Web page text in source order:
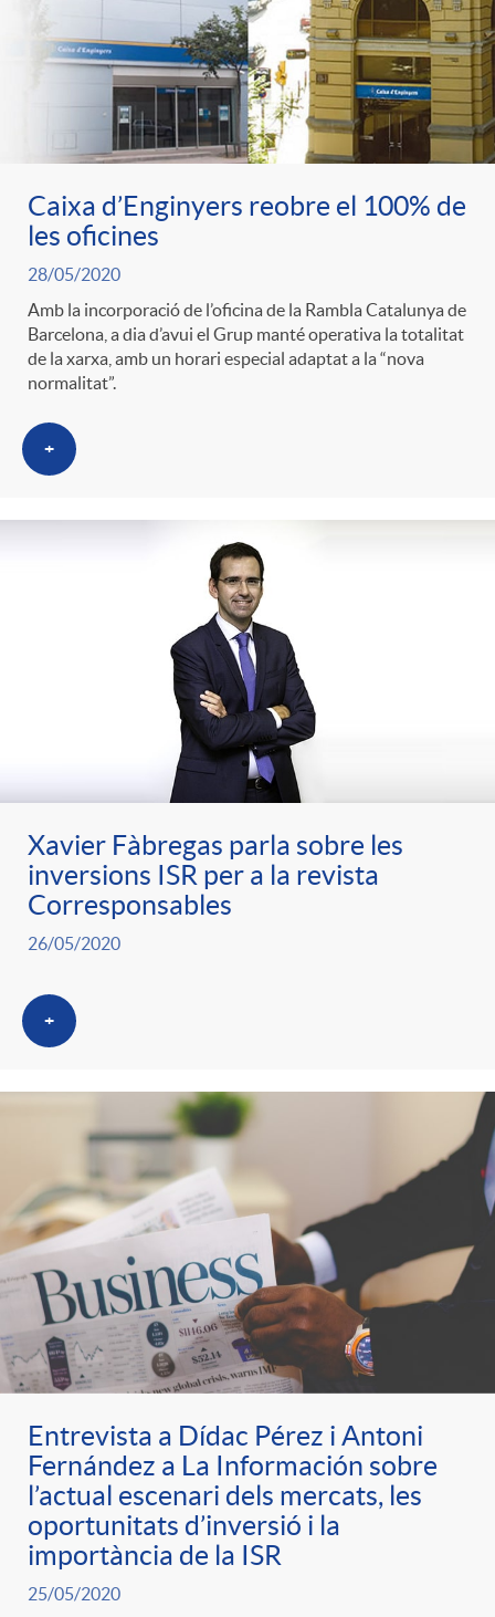
S
a
l
a
d
n
s
a
ó
e
r
c
a
t
e
i
e
s
n
d
o
A
n
F
i
l
t
r
C
a
t
e
g
o
c
a
d
o
r
d
n
t
i
n
g
u
t
s
Caixa d’Enginyers reobre el 100% de
les oficines
28/05/2020
Amb la incorporació de l’oficina de la Rambla Catalunya de
Barcelona, a dia d’avui el Grup manté operativa la totalitat
de la xarxa, amb un horari especial adaptat a la “nova
normalitat”.
+
Xavier Fàbregas parla sobre les
inversions ISR per a la revista
Corresponsables
26/05/2020
+
Entrevista a Dídac Pérez i Antoni
Fernández a La Información sobre
l’actual escenari dels mercats, les
oportunitats d’inversió i la
importància de la ISR
25/05/2020